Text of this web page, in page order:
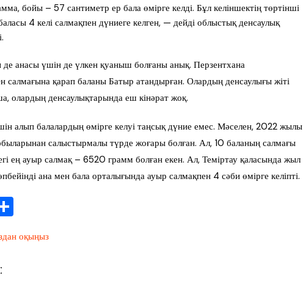
бойы – 57 сантиметр ер бала өмірге келді. Бұл келіншектің төртінші
4 келі салмақпен дүниеге келген, — дейді облыстық денсаулық
де анасы үшін де үлкен қуаныш болғаны анық. Перзентхана
салмағына қарап баланы Батыр атандырған. Олардың денсаулығы жіті
олардың денсаулықтарында еш кінәрат жоқ.
алып балалардың өмірге келуі таңсық дүние емес. Мәселен, 2022 жылы
салыстырмалы түрде жоғары болған. Ал, 10 баланың салмағы
ең ауыр салмақ – 6520 грамм болған екен. Ал, Теміртау қаласында жыл
ана мен бала орталығында ауыр салмақпен 4 сәби өмірге келіпті.
ра
оқыңыз